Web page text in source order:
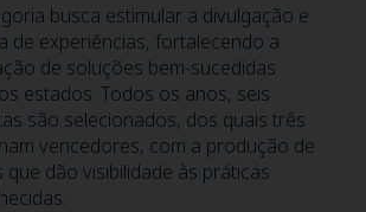
busca estimular a divulgação e
de experiências, fortalecendo a
de soluções bem-sucedidas
estados. Todos os anos, seis
são selecionados, dos quais três
vencedores, com a produção de
que dão visibilidade às práticas